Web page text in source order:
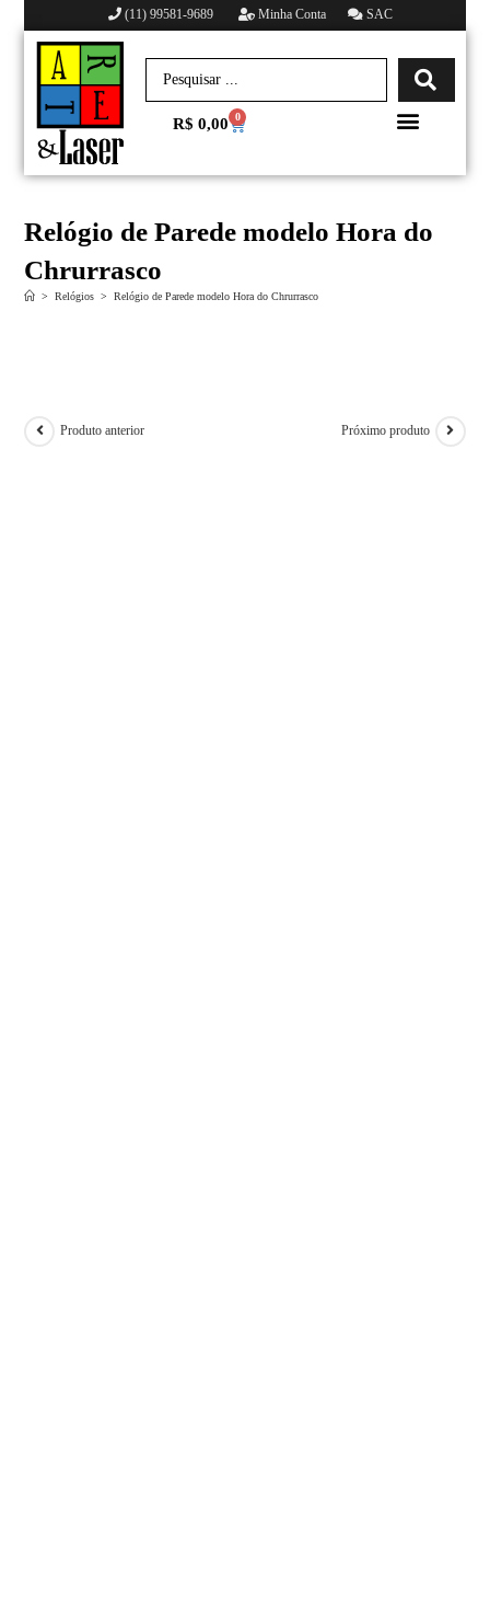
(11) 99581-9689 Minha Conta SAC
R$ 0,00 0
Relógio de Parede modelo Hora do
Chrurrasco
> Relógios > Relógio de Parede modelo Hora do Chrurrasco
Produto anterior Próximo produto